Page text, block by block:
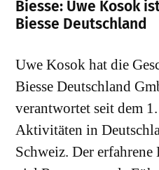
Biesse: Uwe Kosok
Biesse Deutschland
Uwe Kosok hat die
Biesse Deutschland
verantwortet seit dem
Aktivitäten in
Schweiz. Der